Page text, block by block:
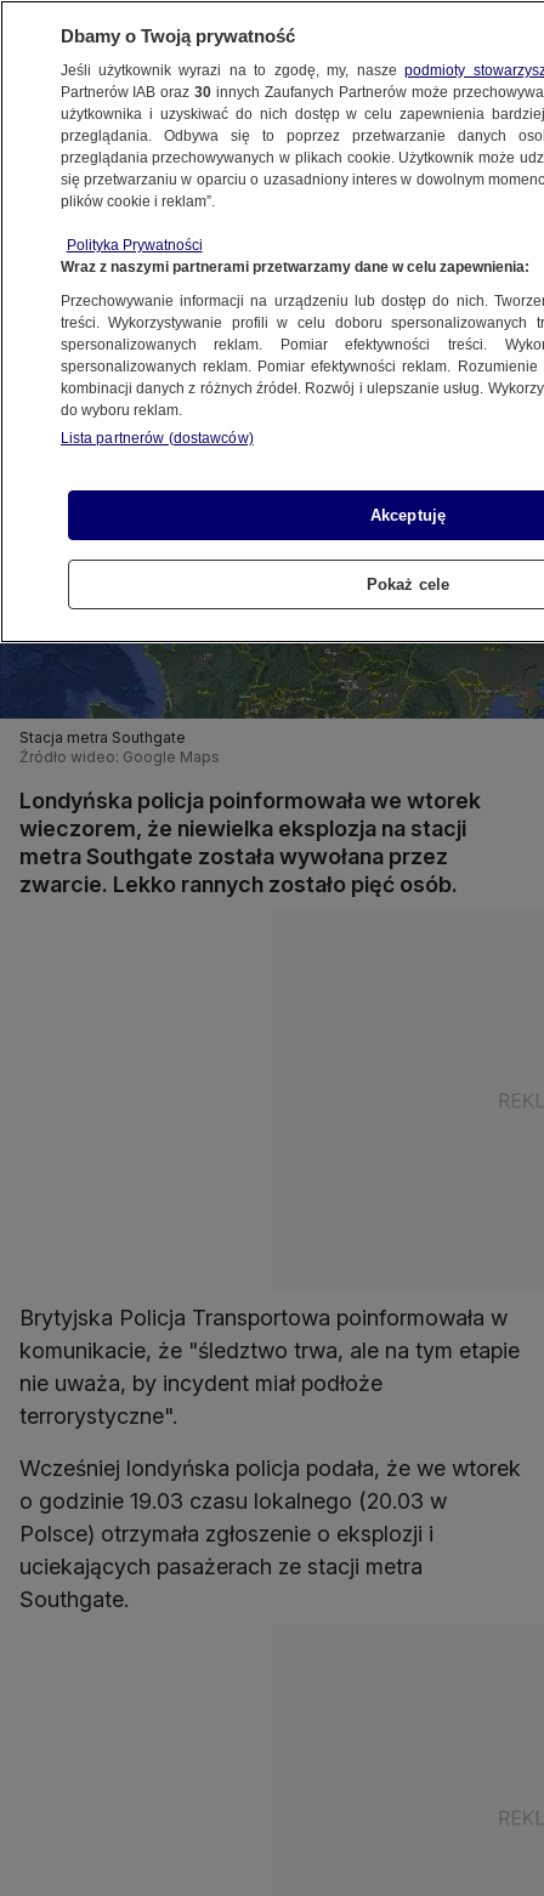
ŚWIAT
metrze
19.06.2018, 22:08
Udostępnij
Stacja metra Southgate
Źródło wideo: Google Maps
Londyńska policja poinformowała we wtorek
wieczorem, że niewielka eksplozja na stacji
metra Southgate została wywołana przez
zwarcie. Lekko rannych zostało pięć osób.
Brytyjska Policja Transportowa poinformowała w
komunikacie, że "śledztwo trwa, ale na tym etapie
nie uważa, by incydent miał podłoże
terrorystyczne".
Wcześniej londyńska policja podała, że we wtorek
o godzinie 19.03 czasu lokalnego (20.03 w
Polsce) otrzymała zgłoszenie o eksplozji i
uciekających pasażerach ze stacji metra
Southgate.
Dbamy o Twoją prywatność
Jeśli użytkownik wyrazi na to zgodę, my, naszepodmioty
Partnerów IAB oraz30 innych Zaufanych Partnerów może
użytkownika i uzyskiwać do nich dostęp w celu zapewnienia
przeglądania. Odbywa się to poprzez przetwarzanie danych
przeglądania przechowywanych w plikach cookie. Użytkownik może
się przetwarzaniu w oparciu o uzasadniony interes w dowolnym
plików cookie i reklam”.
Polityka Prywatności
Wraz z naszymi partnerami przetwarzamy dane w celu zapewnienia:
Przechowywanie informacji na urządzeniu lub dostęp do nich.
treści. Wykorzystywanie profili w celu doboru spersonalizowanych
spersonalizowanych reklam. Pomiar efektywności treści.
spersonalizowanych reklam. Pomiar efektywności reklam.
kombinacji danych z różnych źródeł. Rozwój i ulepszanie usług.
do wyboru reklam.
Lista partnerów (dostawców)
Akceptuję
Pokaż cele